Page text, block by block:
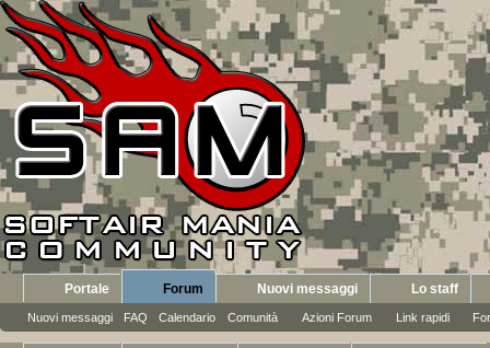
Portale Forum
Nuovi messaggi FAQ Calendario Comunità Azioni Forum Link rapidi
Nuovi messaggi Lo staff